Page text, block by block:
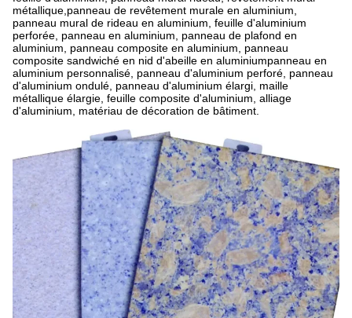
métallique,panneau de revêtement murale en aluminium,
panneau mural de rideau en aluminium, feuille d'aluminium
perforée, panneau en aluminium, panneau de plafond en
aluminium, panneau composite en aluminium, panneau
composite sandwiché en nid d'abeille en aluminiumpanneau en
aluminium personnalisé, panneau d'aluminium perforé, panneau
d'aluminium ondulé, panneau d'aluminium élargi, maille
métallique élargie, feuille composite d'aluminium, alliage
d'aluminium, matériau de décoration de bâtiment.